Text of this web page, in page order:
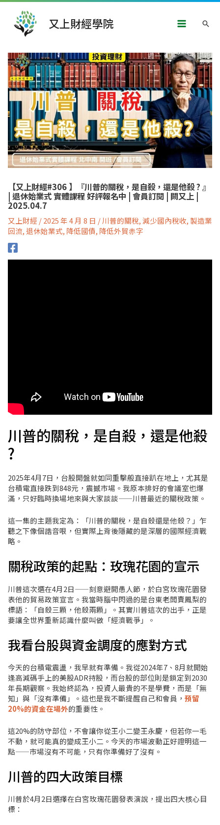
跳
又上財經學院
Menu搜
【又上財經#306 】『川普的關稅，是自殺，還是他殺 ? 』
| 退休始業式 實體課程 好評報名中 | 會員訂閱 | 闕又上 |
2025.04.7
又上財經 /2025 年 4 月 8 日 /川普的關稅,減少國內稅收, 製造業
回流,退休始業式, 降低國債, 降低外貿赤字
川普的關稅，是自殺，還是他殺
?
2025年4月7日，台股開盤就如同重擊般直接趴在地上，尤其是
台積電直接跌到848元，震撼市場。我原本排好的會議室也爆
滿，只好臨時換場地來與大家談談——川普最近的關稅政策。
這一集的主題我定為：「川普的關稅，是自殺還是他殺？」乍
聽之下像個諧音哏，但實際上背後隱藏的是深層的國際經濟戰
略。
關稅政策的起點：玫瑰花園的宣示
川普這次選在4月2日——刻意避開愚人節，於白宮玫瑰花園發
表他的貿易政策宣言。我當時腦中閃過的是台東老闆賣鳳梨的
標語：「自殺三顆，他殺兩顆」。其實川普這次的出手，正是
要讓全世界重新認識什麼叫做「經濟戰爭」。
我看台股與資金調度的應對方式
今天的台積電震盪，我早就有準備。我從2024年7、8月就開始
逢高減碼手上的美股ADR持股，而台股的部位則是鎖定到2030
年長期觀察。我始終認為，投資人最貴的不是學費，而是「無
知」與「沒有準備」。這也是我不斷提醒自己和會員， 預留
20%的資金在場外的重要性。
這20%的防守部位，不會讓你從王小二變王永慶，但若你一毛
不動，就可能真的變成王小二。今天的市場波動正好證明這一
點——市場沒有不可能，只有你準備好了沒有。
川普的四大政策目標
川普於4月2日選擇在白宮玫瑰花園發表演說，提出四大核心目
標：
章
導
覽